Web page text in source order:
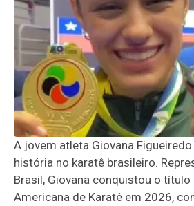
A jovem atleta Giovana Figueiredo
história no karatê brasileiro.
Brasil, Giovana conquistou o título
Americana de Karatê em 2026,